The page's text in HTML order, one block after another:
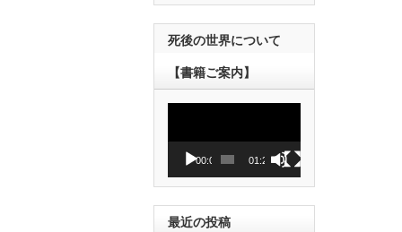
ー
死後の世界について
【書籍ご案内】
ヤ
ー
00:00 01:27
最近の投稿